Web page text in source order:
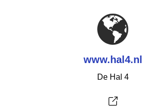
www.hal4.nl
De Hal 4